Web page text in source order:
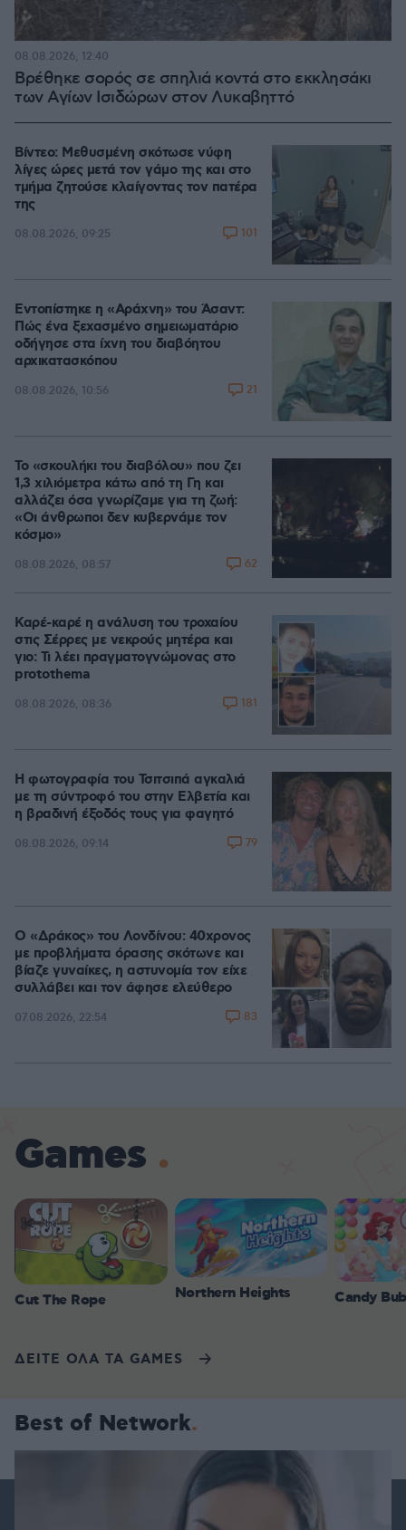
Βρέθηκε σορός σε σπηλιά κοντά στο εκκλησάκι
των Αγίων Ισιδώρων στον Λυκαβηττό
08.08.2026, 12:40
Βίντεο: Μεθυσμένη σκότωσε νύφη
λίγες ώρες μετά τον γάμο της και στο
τμήμα ζητούσε κλαίγοντας τον πατέρα
της
08.08.2026, 09:25 101
Εντοπίστηκε η «Αράχνη» του Άσαντ:
Πώς ένα ξεχασμένο σημειωματάριο
οδήγησε στα ίχνη του διαβόητου
αρχικατασκόπου
08.08.2026, 10:56 21
Το «σκουλήκι του διαβόλου» που ζει
1,3 χιλιόμετρα κάτω από τη Γη και
αλλάζει όσα γνωρίζαμε για τη ζωή:
«Οι άνθρωποι δεν κυβερνάμε τον
κόσμο»
08.08.2026, 08:57 62
Καρέ-καρέ η ανάλυση του τροχαίου
στις Σέρρες με νεκρούς μητέρα και
γιο: Τι λέει πραγματογνώμονας στο
protothema
08.08.2026, 08:36 181
Η φωτογραφία του Τσιτσιπά αγκαλιά
με τη σύντροφό του στην Ελβετία και
η βραδινή έξοδός τους για φαγητό
08.08.2026, 09:14 79
Ο «Δράκος» του Λονδίνου: 40χρονος
με προβλήματα όρασης σκότωνε και
βίαζε γυναίκες, η αστυνομία τον είχε
συλλάβει και τον άφησε ελεύθερο
07.08.2026, 22:54 83
Games
Cut The Rope Northern Heights Candy
ΔΕΙΤΕ ΟΛΑ ΤΑ GAMES
Best of Network